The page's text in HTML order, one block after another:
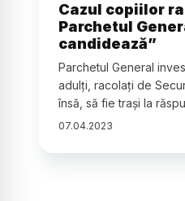
Cazul copiilor
Parchetul
candidează”
Parchetul General
adulți, racolați de
însă, să fie trași la
07.04.2023